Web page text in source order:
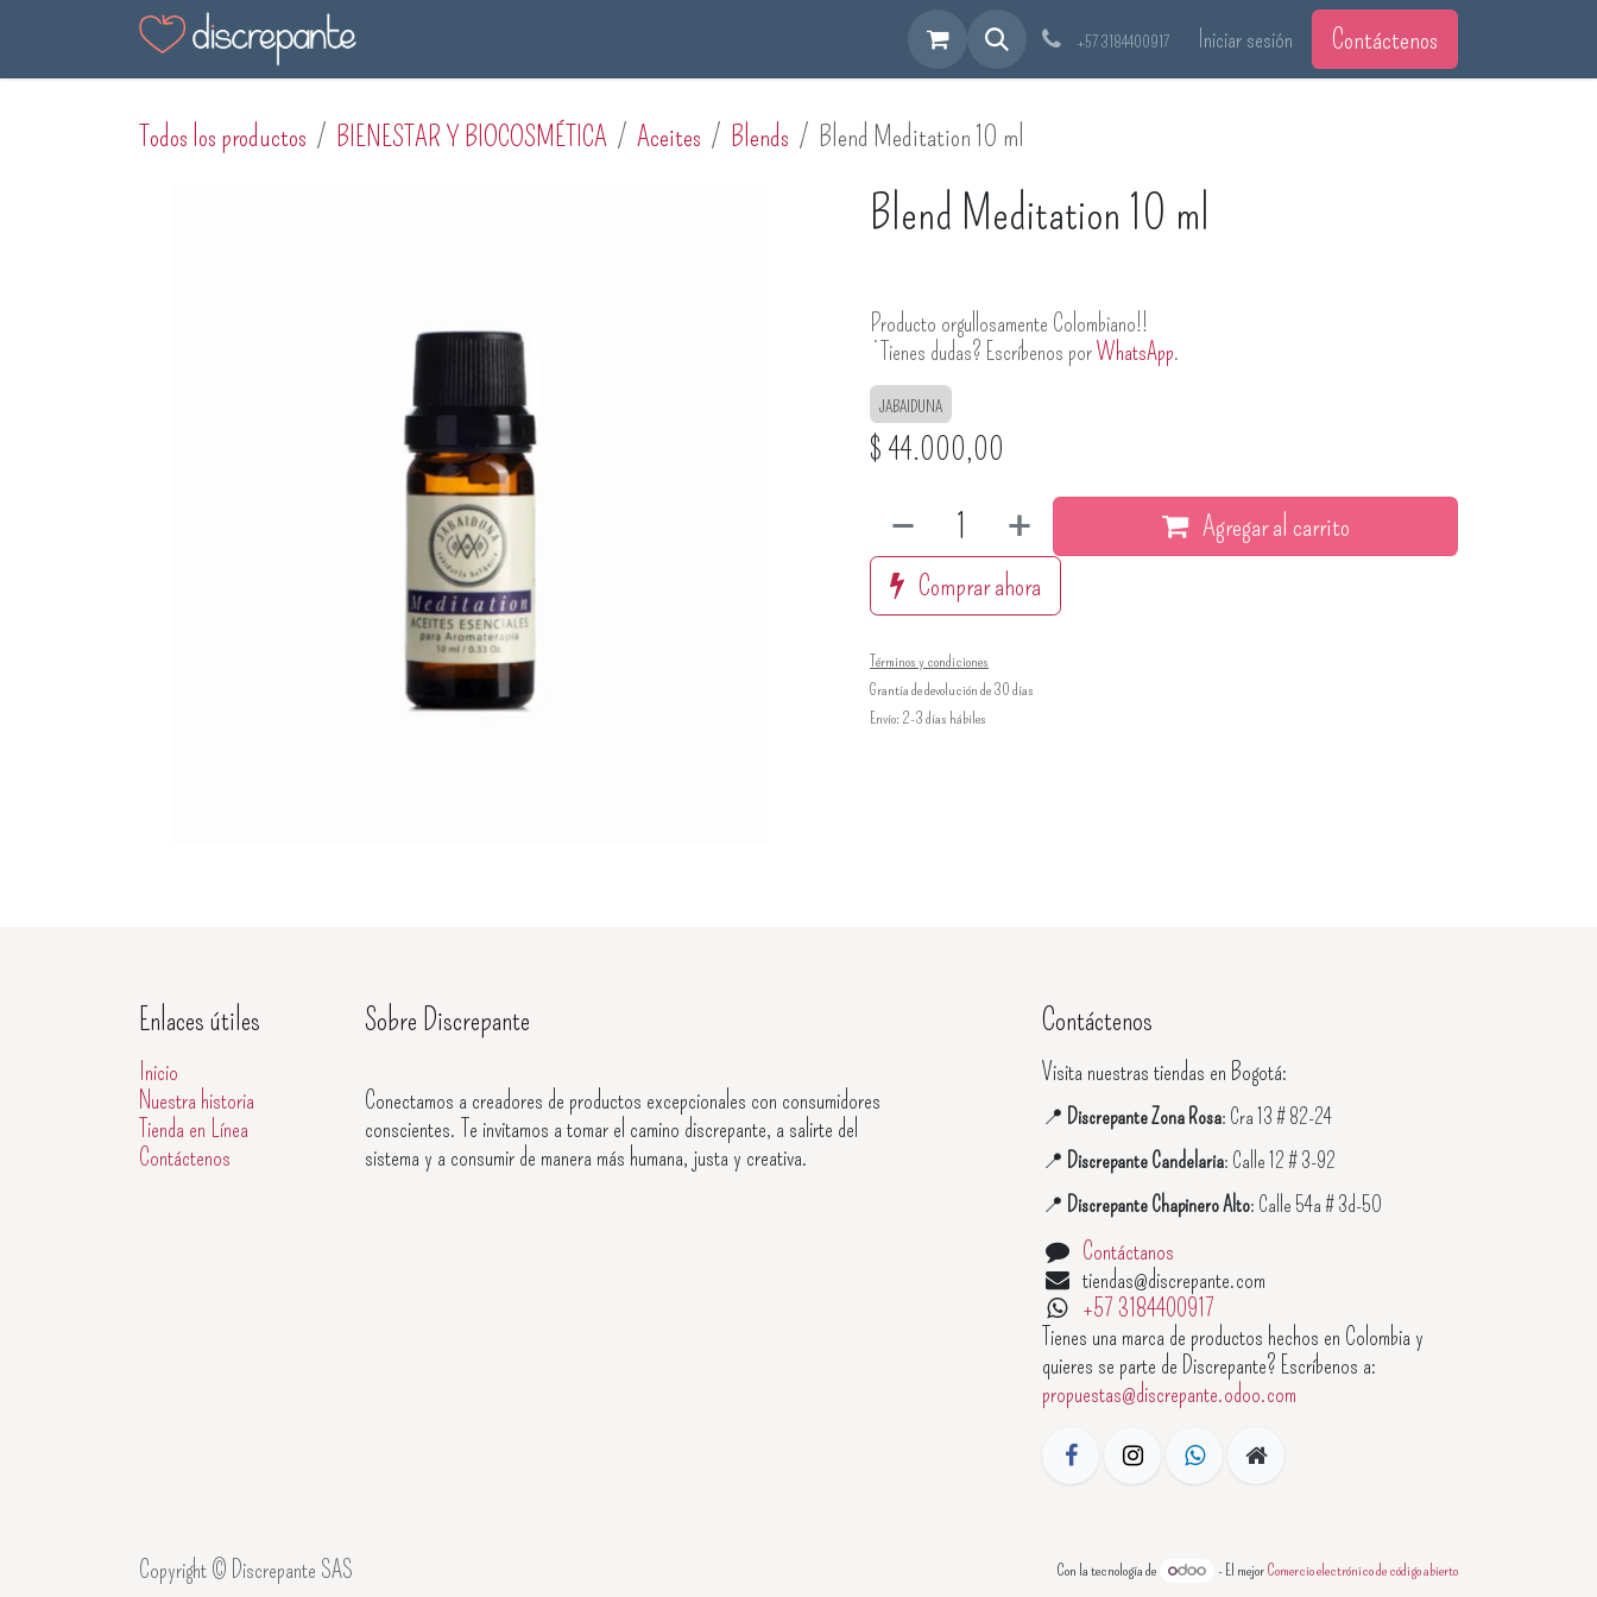
+57 3184400917 Iniciar sesión Contáctenos
Todos los productos BIENESTAR Y BIOCOSMÉTICA Aceites Blends Blend Meditation 10 ml
Blend Meditation 10 ml
Producto orgullosamente Colombiano!!
¿Tienes dudas? Escríbenos porWhatsApp.
JABAIDUNA
$ 44.000,00
Agregar al carrito
Comprar ahora
Términos y condiciones
Grantía de devolución de 30 días
Envío: 2-3 días hábiles
Enlaces útiles
Inicio
Nuestra historia
Tienda en Línea
Contáctenos
Sobre Discrepante
Conectamos a creadores de productos excepcionales con consumidores
conscientes. Te invitamos a tomar el camino discrepante, a salirte del
sistema y a consumir de manera más humana, justa y creativa.
Contáctenos
Visita nuestras tiendas en Bogotá:
📍 Discrepante Zona Rosa: Cra 13 # 82-24
📍 Discrepante Candelaria: Calle 12 # 3-92
📍 Discrepante Chapinero Alto: Calle 54a # 3d-50
Contáctanos
tiendas@discrepante.com
+57 3184400917
Tienes una marca de productos hechos en Colombia y
quieres se parte de Discrepante? Escríbenos a:
propuestas@discrepante.odoo.com
Copyright © Discrepante SAS Con la tecnología de - El mejorComercio electrónico de código abierto